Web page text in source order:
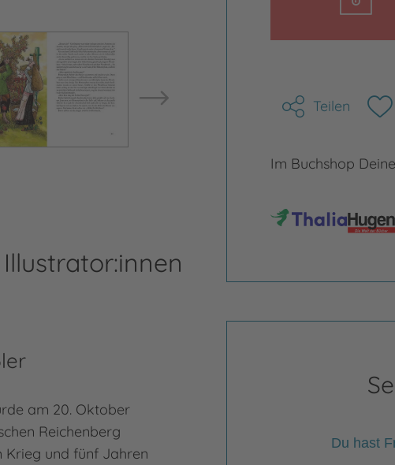
Bild
Teilen
Im Buchshop
Du hast
am 20. Oktober
Reichenberg
Krieg und fünf Jahren